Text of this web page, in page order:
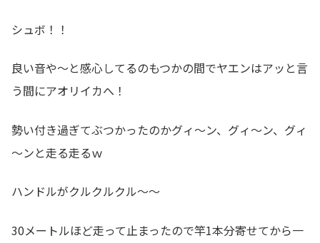
シュボ！！
良い音や～と感心してるのもつかの間でヤエンはアッと言
う間にアオリイカへ！
勢い付き過ぎてぶつかったのかグィ～ン、グィ～ン、グィ
～ンと走る走るｗ
ハンドルがクルクルクル～～
30メートルほど走って止まったので竿1本分寄せてから一